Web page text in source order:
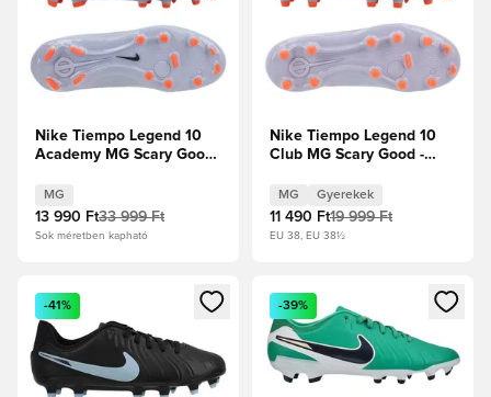
Nike Tiempo Legend 10
Academy MG Scary Good
MG
13 990 Ft33 999 Ft
Sok méretben kapható
Nike Tiempo Legend 10
Club MG Scary Good -
Gyerek
MG Gyerekek
11 490 Ft19 999 Ft
EU 38, EU 38½
Megnyit egy modált a bejelentkezéshez vagy a tagként
-41%
Megnyit egy modált a
-39%